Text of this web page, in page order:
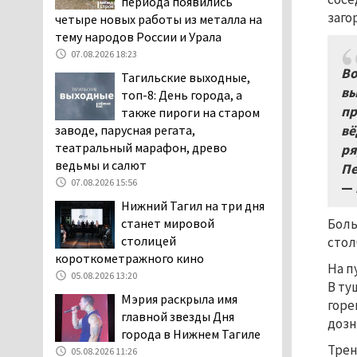
—
На
В
повышает износ автомобиля
В Детской городской
больнице № 3 Нижнего
Тагила опровергли
обвинения родителей, которые
заявили, что их дочь в палате
покусала бельевая вошь
В Нижнем Тагиле на три
дня запретят
электросамокаты
06.08.2026 11:41
«Я уверен, это бельевая
вошь». Родители 10-
летней девочки
пожаловались на кровососущих
паразитов, которые искусали их
ребёнка в детской больнице
четыре новых работы из металла на
тему народов России и Урала
07.08.2026 18:23
Тагильские выходные,
топ-8: День города, а
также пироги на старом
заводе, парусная регата,
театральный марафон, древо
ведьмы и салют
07.08.2026 15:56
Нижний Тагил на три дня
станет мировой
столицей
короткометражного кино
05.08.2026 13:20
Мэрия раскрыла имя
главной звезды Дня
города в Нижнем Тагиле
05.08.2026 11:26